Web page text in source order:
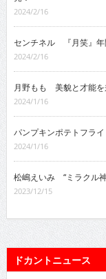
2024/2/16
センチネル 『月笑』年
2024/2/16
月野もも 美貌と才能を
2024/1/16
パンプキンポテトフラ
2024/1/16
松嶋えいみ “ミラクル
2023/12/15
ドカントニュース